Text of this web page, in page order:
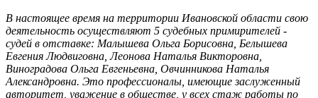
В настоящее время на территории Ивановской области свою
деятельность осуществляют 5 судебных примирителей -
судей в отставке: Малышева Ольга Борисовна, Белышева
Евгения Людвиговна, Леонова Наталья Викторовна,
Виноградова Ольга Евгеньевна, Овчинникова Наталья
Александровна. Это профессионалы, имеющие заслуженный
авторитет, уважение в обществе, у всех стаж работы по